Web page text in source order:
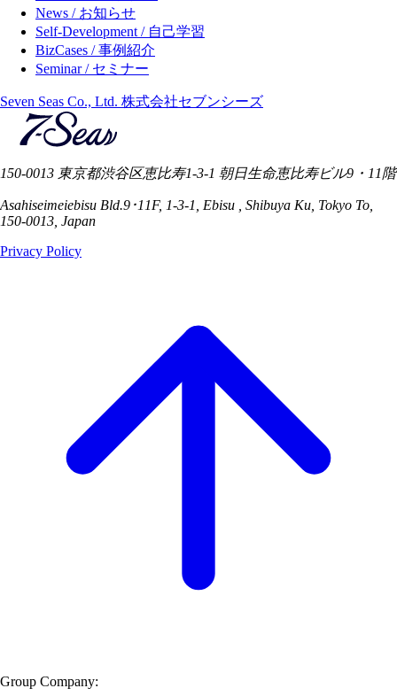
News / お知らせ
Self-Development / 自己学習
BizCases / 事例紹介
Seminar / セミナー
Seven Seas Co., Ltd. 株式会社セブンシーズ
150-0013 東京都渋谷区恵比寿1-3-1 朝日生命恵比寿ビル9・11階
Asahiseimeiebisu Bld.9･11F, 1-3-1, Ebisu , Shibuya Ku, Tokyo To,
150-0013, Japan
Privacy Policy
Group Company: